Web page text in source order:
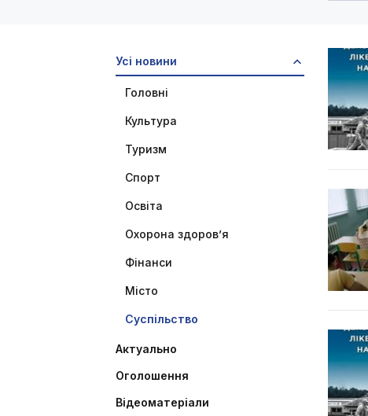
Усі новини
Головні
Культура
Туризм
Спорт
Освіта
Охорона здоров’я
Фінанси
Місто
Суспільство
Актуально
Оголошення
Відеоматеріали